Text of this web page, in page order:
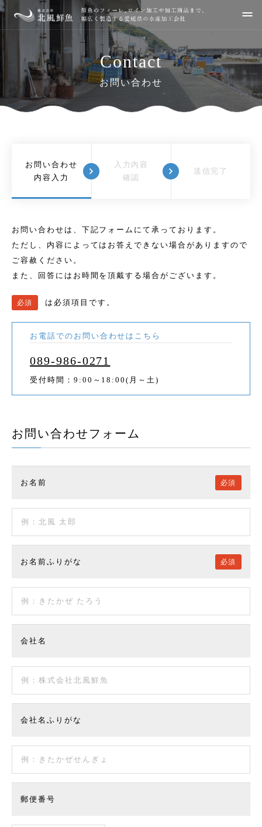
Skip
content
企業概要 取扱製品について
北風鮮魚の取り組み 採用情報
お問い合わせ 個人情報の取扱いについて
Contact
お問い合わせ
お問い合わせ
内容入力
入力内容
確認
送信完了
お問い合わせは、下記フォームにて承っております。
ただし、内容によってはお答えできない場合がありますので
ご容赦ください。
また、回答にはお時間を頂戴する場合がございます。
必須 は必須項目です。
お電話でのお問い合わせはこちら
089-986-0271
受付時間：9:00～18:00(月～土)
お問い合わせフォーム
お名前 必須
お名前ふりがな 必須
会社名
会社名ふりがな
郵便番号